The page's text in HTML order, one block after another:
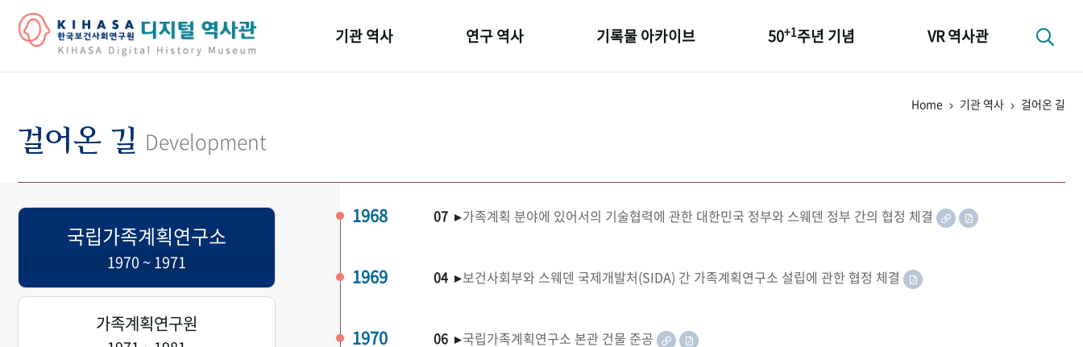
기관 역사 연구 역사 기록물 아카이브 50+1주년 기념 VR 역사관
Home 기관 역사 걸어온 길
걸어온 길 Development
국립가족계획연구소
1970 ~ 1971
가족계획연구원
1968 07 ▸가족계획 분야에 있어서의 기술협력에 관한 대한민국 정부와 스웨덴 정부 간의 협정 체결
1969 04 ▸보건사회부와 스웨덴 국제개발처(SIDA) 간 가족계획연구소 설립에 관한 협정 체결
1970 06 ▸국립가족계획연구소 본관 건물 준공